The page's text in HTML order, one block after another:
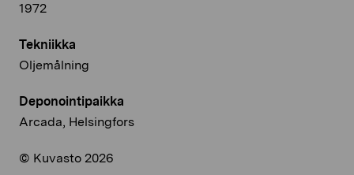
1972
Tekniikka
Oljemålning
Deponointipaikka
Arcada, Helsingfors
© Kuvasto 2026